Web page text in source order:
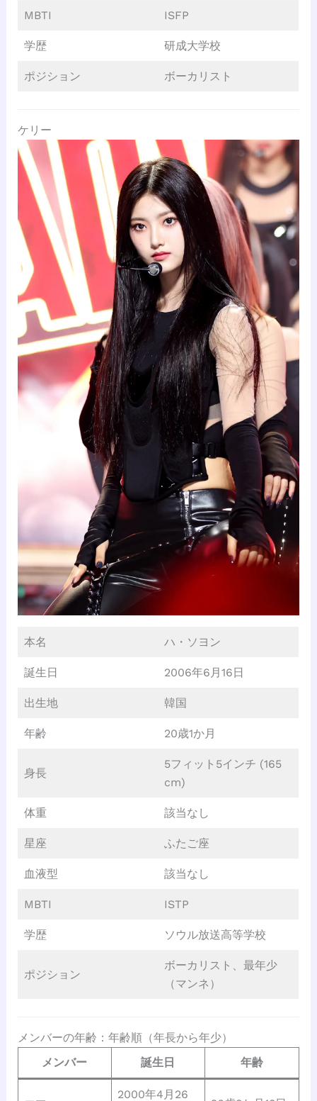
MBTI ISFP
学歴 研成大学校
ポジション ボーカリスト
ケリー
本名 ハ・ソヨン
誕生日 2006年6月16日
出生地 韓国
年齢 20歳1か月
身長
5フィット5インチ (165
cm)
体重 該当なし
星座 ふたご座
血液型 該当なし
MBTI ISTP
学歴 ソウル放送高等学校
ポジション
ボーカリスト、最年少
（マンネ）
メンバーの年齢：年齢順（年長から年少）
メンバー
誕生日 年齢
2000年4月26